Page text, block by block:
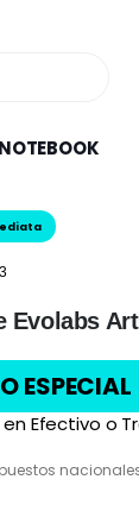
NOTEBOOK
Evolabs
ESPECIAL
Efectivo o